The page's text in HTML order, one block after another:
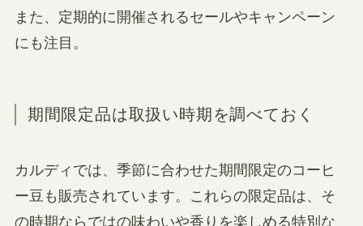
また、定期的に開催されるセールやキャンペーン
にも注目。
期間限定品は取扱い時期を調べておく
カルディでは、季節に合わせた期間限定のコーヒ
ー豆も販売されています。これらの限定品は、そ
の時期ならではの味わいや香りを楽しめる特別な